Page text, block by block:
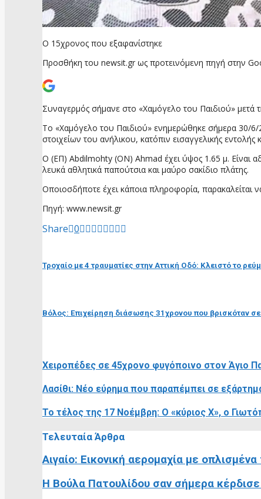
Ο 15χρονος που εξαφανίστηκε
Προσθήκη του newsit.gr ως προτεινόμενη πηγή στην
Συναγερμός σήμανε στο «Χαμόγελο του Παιδιού» μετά
Το «Χαμόγελο του Παιδιού» ενημερώθηκε σήμερα 30/
στοιχείων του ανήλικου, κατόπιν εισαγγελικής
Ο (ΕΠ) Abdilmohty (ΟΝ) Ahmad έχει ύψος 1.65 μ. Είναι
λευκά αθλητικά παπούτσια και μαύρο σακίδιο πλάτης.
Οποιοσδήποτε έχει κάποια πληροφορία,
Πηγή: www.newsit.gr
Share 0
Τροχαίο με 4 τραυματίες στην Αττική Οδό: Κλειστό το
Βόλος: Επιχείρηση διάσωσης 31χρονου που βρισκόταν
Χειροπέδες σε 45χρονο φυγόποινο στον Άγιο
Λασίθι: Νέο εύρημα που παραπέμπει σε
Το τέλος της 17 Νοέμβρη: Ο «κύριος Χ», ο
Τελευταία Άρθρα
Αιγαίο: Εικονική αερομαχία με
Η Βούλα Πατουλίδου σαν σήμερα